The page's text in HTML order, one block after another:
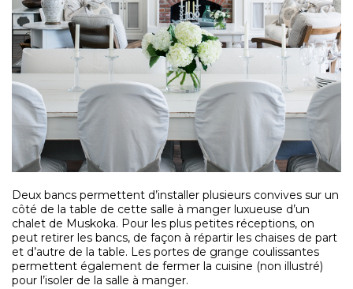
Deux bancs permettent d’installer plusieurs convives sur un
côté de la table de cette salle à manger luxueuse d’un
chalet de Muskoka. Pour les plus petites réceptions, on
peut retirer les bancs, de façon à répartir les chaises de part
et d’autre de la table. Les portes de grange coulissantes
permettent également de fermer la cuisine (non illustré)
pour l’isoler de la salle à manger.